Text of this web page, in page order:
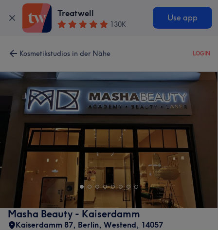
Treatwell
130K
Use app
Kosmetikstudios in der Nähe LOGIN
Masha Beauty - Kaiserdamm
Kaiserdamm 87, Berlin, Westend, 14057